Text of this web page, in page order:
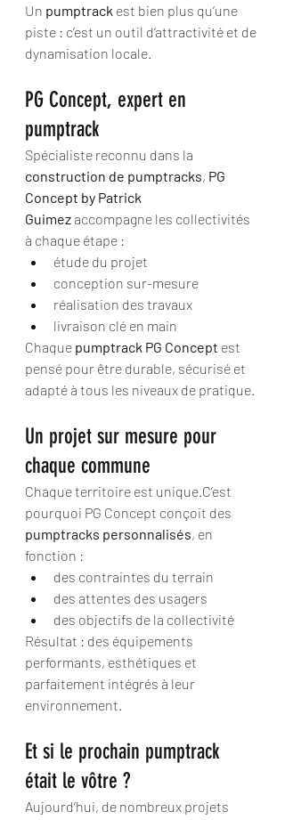
Un pumptrack est bien plus qu’une
piste : c’est un outil d’attractivité et de
dynamisation locale.
PG Concept, expert en
pumptrack
Spécialiste reconnu dans la
construction de pumptracks, PG
Concept by Patrick
Guimez accompagne les collectivités
à chaque étape :
étude du projet
conception sur-mesure
réalisation des travaux
livraison clé en main
Chaque pumptrack PG Concept est
pensé pour être durable, sécurisé et
adapté à tous les niveaux de pratique.
Un projet sur mesure pour
chaque commune
Chaque territoire est unique.C’est
pourquoi PG Concept conçoit des
pumptracks personnalisés, en
fonction :
des contraintes du terrain
des attentes des usagers
des objectifs de la collectivité
Résultat : des équipements
performants, esthétiques et
parfaitement intégrés à leur
environnement.
Et si le prochain pumptrack
était le vôtre ?
Aujourd’hui, de nombreux projets